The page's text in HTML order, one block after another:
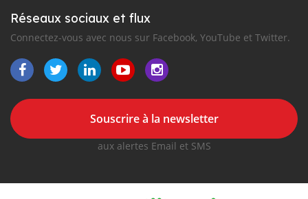
Réseaux sociaux et flux
Connectez-vous avec nous sur Facebook, YouTube et Twitter.
Souscrire à la newsletter
aux alertes Email et SMS